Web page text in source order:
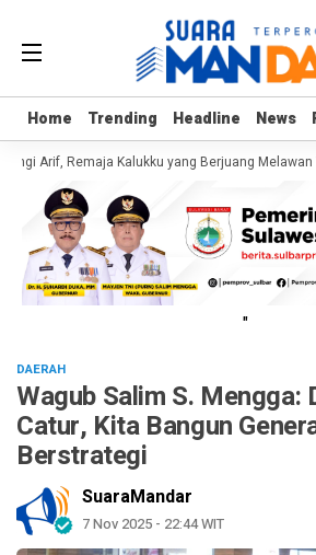
Home Trending Headline News
Home Trending Headline News
Arif, Remaja Kalukku yang Berjuang Melawan
"
DAERAH
Wagub Salim S. Mengga:
Catur, Kita Bangun
Berstrategi
SuaraMandar
7 Nov 2025 - 22:44 WIT